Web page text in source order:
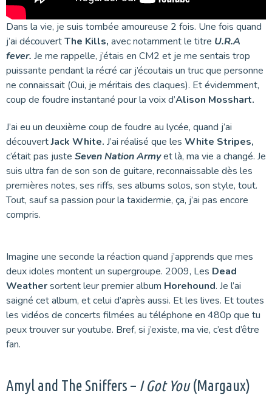
Dans la vie, je suis tombée amoureuse 2 fois. Une fois quand
j’ai découvertThe Kills, avec notamment le titre U.R.A
fever. Je me rappelle, j’étais en CM2 et je me sentais trop
puissante pendant la récré car j’écoutais un truc que personne
ne connaissait (Oui, je méritais des claques). Et évidemment,
coup de foudre instantané pour la voix d’Alison Mosshart.
J’ai eu un deuxième coup de foudre au lycée, quand j’ai
découvertJack White. J’ai réalisé que les White Stripes,
c’était pas juste Seven Nation Armyet là, ma vie a changé. Je
suis ultra fan de son son de guitare, reconnaissable dès les
premières notes, ses riffs, ses albums solos, son style, tout.
Tout, sauf sa passion pour la taxidermie, ça, j’ai pas encore
compris.
Imagine une seconde la réaction quand j’apprends que mes
deux idoles montent un supergroupe. 2009, Les Dead
Weathersortent leur premier album Horehound. Je l’ai
saigné cet album, et celui d’après aussi. Et les lives. Et toutes
les vidéos de concerts filmées au téléphone en 480p que tu
peux trouver sur youtube. Bref, si j’existe, ma vie, c’est d’être
fan.
Amyl and The Sniffers – I Got You(Margaux)